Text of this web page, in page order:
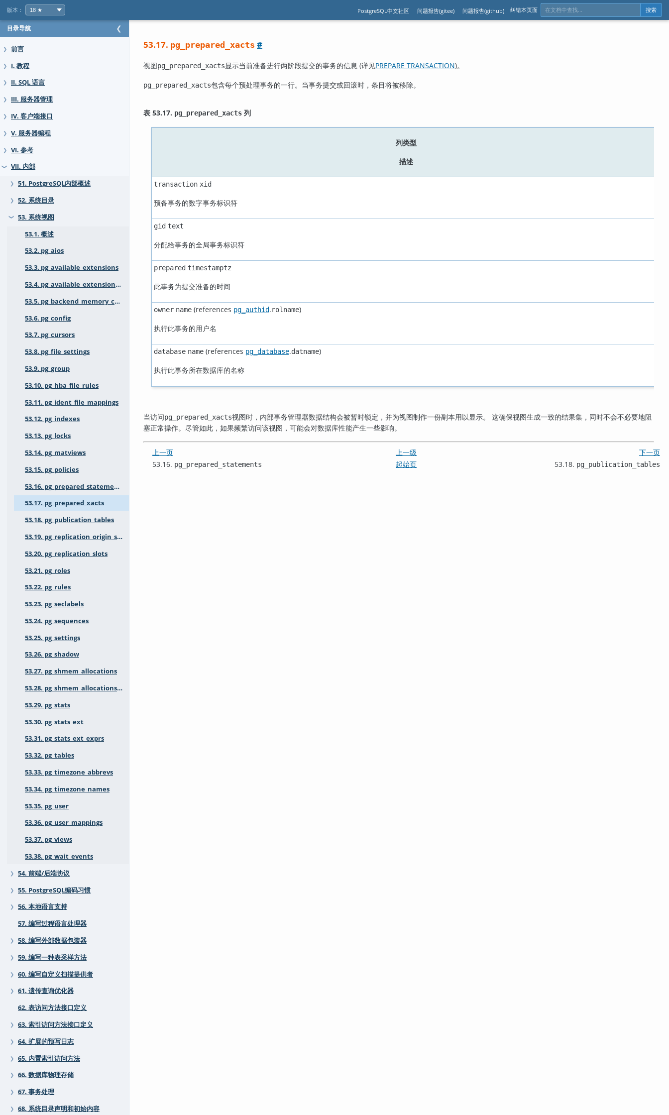
版本： PostgreSQL中文社区 问题报告(gitee) 问题报告(github) 纠错本页面 搜索
目录导航 ❮
❯ 前言
❯ I. 教程
❯ II. SQL 语言
❯ III. 服务器管理
❯ IV. 客户端接口
❯ V. 服务器编程
❯ VI. 参考
❯ VII. 内部
❯ 51. PostgreSQL内部概述
❯ 52. 系统目录
❯
53. 系统视图
53.1. 概述
53.2. pg_aios
53.3. pg_available_extensions
53.4. pg_available_extension_versions
53.5. pg_backend_memory_contexts
53.6. pg_config
53.7. pg_cursors
53.8. pg_file_settings
53.9. pg_group
53.10. pg_hba_file_rules
53.11. pg_ident_file_mappings
53.12. pg_indexes
53.13. pg_locks
53.14. pg_matviews
53.15. pg_policies
53.16. pg_prepared_statements
53.17. pg_prepared_xacts
53.18. pg_publication_tables
53.19. pg_replication_origin_status
53.20. pg_replication_slots
53.21. pg_roles
53.22. pg_rules
53.23. pg_seclabels
53.24. pg_sequences
53.25. pg_settings
53.26. pg_shadow
53.27. pg_shmem_allocations
53.28. pg_shmem_allocations_numa
53.29. pg_stats
53.30. pg_stats_ext
53.31. pg_stats_ext_exprs
53.32. pg_tables
53.33. pg_timezone_abbrevs
53.34. pg_timezone_names
53.35. pg_user
53.36. pg_user_mappings
53.37. pg_views
53.38. pg_wait_events
❯ 54. 前端/后端协议
❯ 55. PostgreSQL编码习惯
❯
56. 本地语言支持
57. 编写过程语言处理器
❯ 58. 编写外部数据包装器
❯ 59. 编写一种表采样方法
❯ 60. 编写自定义扫描提供者
❯
61. 遗传查询优化器
62. 表访问方法接口定义
❯ 63. 索引访问方法接口定义
❯ 64. 扩展的预写日志
❯ 65. 内置索引访问方法
❯ 66. 数据库物理存储
❯ 67. 事务处理
❯ 68. 系统目录声明和初始内容
53.17. pg_prepared_xacts #
视图pg_prepared_xacts显示当前准备进行两阶段提交的事务的信息 (详见PREPARE TRANSACTION)。
pg_prepared_xacts包含每个预处理事务的一行。当事务提交或回滚时，条目将被移除。
表 53.17. pg_prepared_xacts 列
列类型
描述
transaction xid
预备事务的数字事务标识符
gid text
分配给事务的全局事务标识符
prepared timestamptz
此事务为提交准备的时间
owner name(references pg_authid.rolname)
执行此事务的用户名
database name(references pg_database.datname)
执行此事务所在数据库的名称
当访问pg_prepared_xacts视图时，内部事务管理器数据结构会被暂时锁定，并为视图制作一份副本用以显示。 这确保视图生成一致的结果集，同时不会不必要地阻
塞正常操作。尽管如此，如果频繁访问该视图，可能会对数据库性能产生一些影响。
上一页 上一级
下一页
53.16. pg_prepared_statements 起始页 53.18. pg_publication_tables